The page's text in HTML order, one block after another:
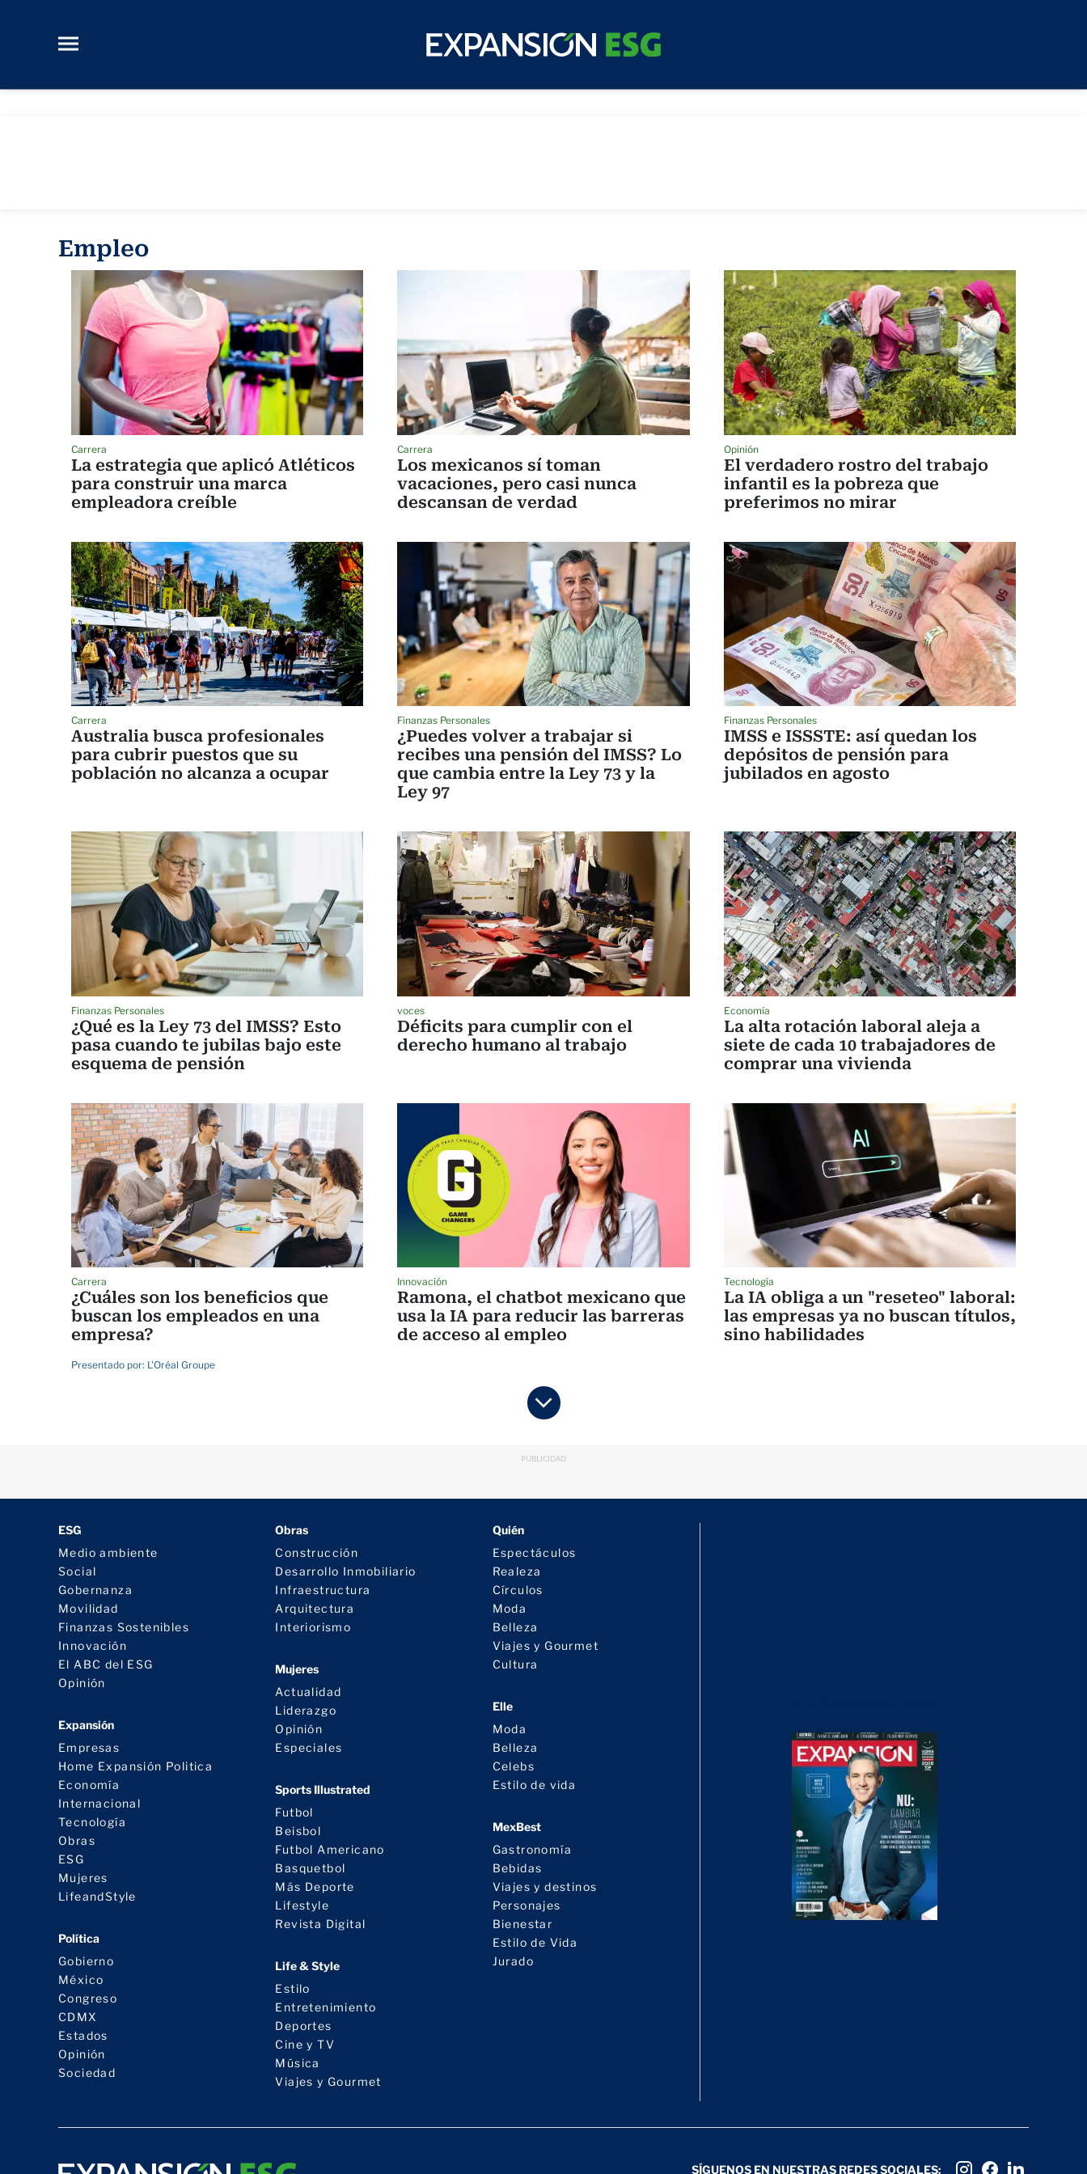
Empleo
Carrera
La estrategia que aplicó Atléticos
para construir una marca
empleadora creíble
Carrera
Los mexicanos sí toman
vacaciones, pero casi nunca
descansan de verdad
Opinión
El verdadero rostro del trabajo
infantil es la pobreza que
preferimos no mirar
Carrera
Australia busca profesionales
para cubrir puestos que su
población no alcanza a ocupar
Finanzas Personales
¿Puedes volver a trabajar si
recibes una pensión del IMSS? Lo
que cambia entre la Ley 73 y la
Ley 97
Finanzas Personales
IMSS e ISSSTE: así quedan los
depósitos de pensión para
jubilados en agosto
Finanzas Personales
¿Qué es la Ley 73 del IMSS? Esto
pasa cuando te jubilas bajo este
esquema de pensión
voces
Déficits para cumplir con el
derecho humano al trabajo
Economía
La alta rotación laboral aleja a
siete de cada 10 trabajadores de
comprar una vivienda
Carrera
¿Cuáles son los beneficios que
buscan los empleados en una
empresa?
Presentado por: L'Oréal Groupe
Innovación
Ramona, el chatbot mexicano que
usa la IA para reducir las barreras
de acceso al empleo
Tecnología
La IA obliga a un "reseteo" laboral:
las empresas ya no buscan títulos,
sino habilidades
PUBLICIDAD
ESG
Medio ambiente
Social
Gobernanza
Movilidad
Finanzas Sostenibles
Innovación
El ABC del ESG
Opinión
Expansión
Empresas
Home Expansión Politica
Economía
Internacional
Tecnología
Obras
ESG
Mujeres
LifeandStyle
Política
Gobierno
México
Congreso
CDMX
Estados
Opinión
Sociedad
Obras
Construcción
Desarrollo Inmobiliario
Infraestructura
Arquitectura
Interiorismo
Mujeres
Actualidad
Liderazgo
Opinión
Especiales
Sports Illustrated
Futbol
Beisbol
Futbol Americano
Basquetbol
Más Deporte
Lifestyle
Revista Digital
Life & Style
Estilo
Entretenimiento
Deportes
Cine y TV
Música
Viajes y Gourmet
Quién
Espectáculos
Realeza
Círculos
Moda
Belleza
Viajes y Gourmet
Cultura
Elle
Moda
Belleza
Celebs
Estilo de vida
MexBest
Gastronomía
Bebidas
Viajes y destinos
Personajes
Bienestar
Estilo de Vida
Jurado
SÍGUENOS EN NUESTRAS REDES SOCIALES: